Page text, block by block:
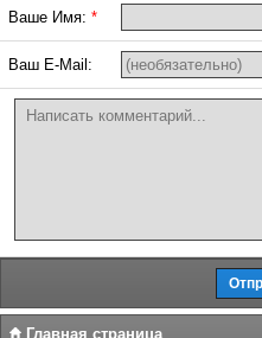
Ваше Имя: *
Ваш E-Mail:
Главная страница